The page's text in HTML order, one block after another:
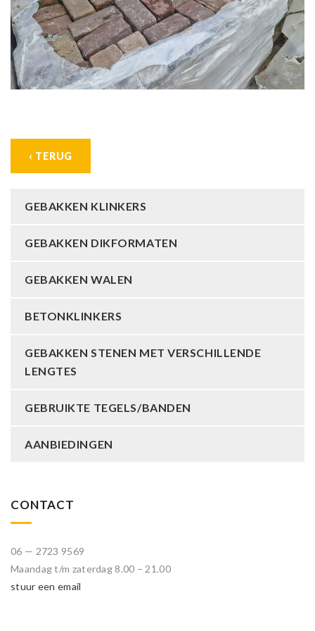
‹ TERUG
GEBAKKEN KLINKERS
GEBAKKEN DIKFORMATEN
GEBAKKEN WALEN
BETONKLINKERS
GEBAKKEN STENEN MET VERSCHILLENDE
LENGTES
GEBRUIKTE TEGELS/BANDEN
AANBIEDINGEN
CONTACT
06 — 2723 9569
Maandag t/m zaterdag 8.00 – 21.00
stuur een email